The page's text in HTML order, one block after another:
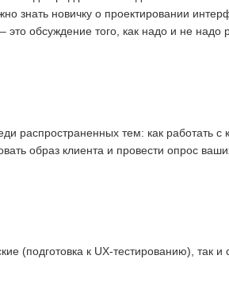
знать новичку о проектировании
обсуждение того, как надо и не надо
распространенных тем: как работать с
образ клиента и провести опрос
(подготовка к UX-тестированию), так